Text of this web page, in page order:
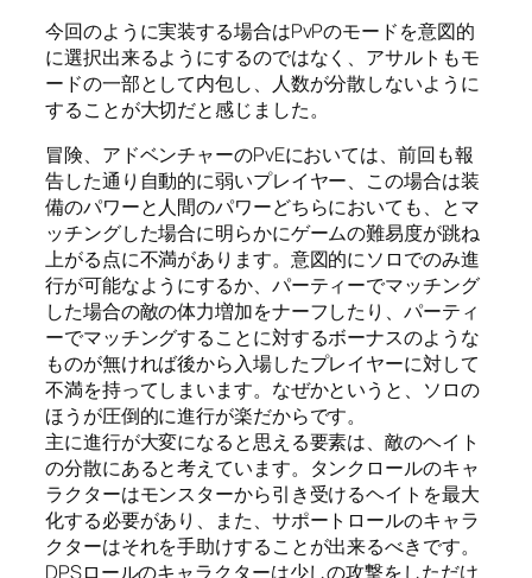
今回のように実装する場合はPvPのモードを意図的
に選択出来るようにするのではなく、アサルトもモ
ードの一部として内包し、人数が分散しないように
することが大切だと感じました。
冒険、アドベンチャーのPvEにおいては、前回も報
告した通り自動的に弱いプレイヤー、この場合は装
備のパワーと人間のパワーどちらにおいても、とマ
ッチングした場合に明らかにゲームの難易度が跳ね
上がる点に不満があります。意図的にソロでのみ進
行が可能なようにするか、パーティーでマッチング
した場合の敵の体力増加をナーフしたり、パーティ
ーでマッチングすることに対するボーナスのような
ものが無ければ後から入場したプレイヤーに対して
不満を持ってしまいます。なぜかというと、ソロの
ほうが圧倒的に進行が楽だからです。
主に進行が大変になると思える要素は、敵のヘイト
の分散にあると考えています。タンクロールのキャ
ラクターはモンスターから引き受けるヘイトを最大
化する必要があり、また、サポートロールのキャラ
クターはそれを手助けすることが出来るべきです。
DPSロールのキャラクターは少しの攻撃をしただけ